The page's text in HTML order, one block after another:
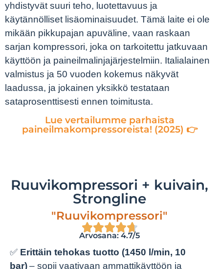
yhdistyvät suuri teho, luotettavuus ja
käytännölliset lisäominaisuudet. Tämä laite ei ole
mikään pikkupajan apuväline, vaan raskaan
sarjan kompressori, joka on tarkoitettu jatkuvaan
käyttöön ja paineilmalinjajärjestelmiin. Italialainen
valmistus ja 50 vuoden kokemus näkyvät
laadussa, ja jokainen yksikkö testataan
sataprosenttisesti ennen toimitusta.
Lue vertailumme parhaista
paineilmakompressoreista! (2025) 👉
Ruuvikompressori + kuivain,
Strongline
"Ruuvikompressori"
Arvosana: 4.7/5
✅ Erittäin tehokas tuotto (1450 l/min, 10
bar)– sopii vaativaan ammattikäyttöön ja